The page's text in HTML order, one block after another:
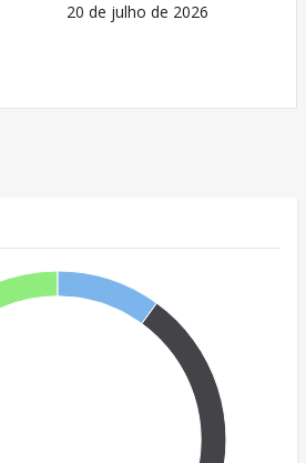
20 de julho de 2026